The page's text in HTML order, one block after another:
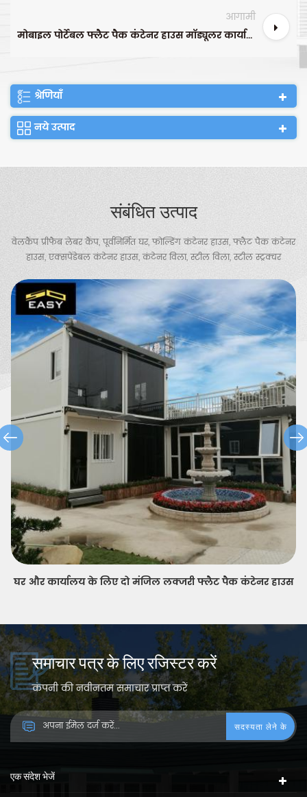
आगामी
मोबाइल पोर्टेबल फ्लैट पैक कंटेनर हाउस मॉड्यूलर कार्यालय
श्रेणियाँ
नये उत्पाद
संबंधित उत्पाद
वेलकैंप प्रीफैब लेबर कैंप, पूर्वनिर्मित घर, फोल्डिंग कंटेनर हाउस, फ्लैट पैक कंटेनर
हाउस, एक्सपेंडेबल कंटेनर हाउस, कंटेनर विला, स्टील विला, स्टील स्ट्रक्चर
वेयरहाउस, चिकन शेड, पोर्टेबल टॉयलेट, गार्ड हाउस आदि प्रदान करता है।
त्वरित स्थापना अनुकूलित prefab फ्लैट पैक कंटेनर हाउस
समाचार पत्र के लिए रजिस्टर करें
कंपनी की नवीनतम समाचार प्राप्त करें
एक संदेश भेजें